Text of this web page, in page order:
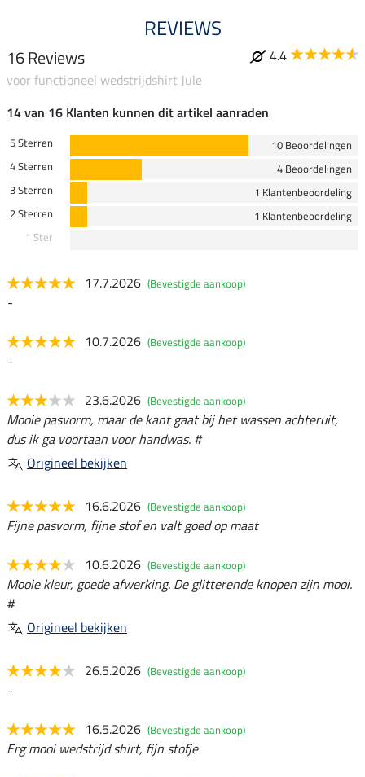
REVIEWS
16 Reviews
4.4
voor functioneel wedstrijdshirt Jule
14 van 16 Klanten kunnen dit artikel aanraden
5 Sterren
10 Beoordelingen
4 Sterren
4 Beoordelingen
3 Sterren
1 Klantenbeoordeling
2 Sterren
1 Klantenbeoordeling
1 Ster
17.7.2026 (Bevestigde aankoop)
-
10.7.2026 (Bevestigde aankoop)
-
23.6.2026 (Bevestigde aankoop)
Mooie pasvorm, maar de kant gaat bij het wassen achteruit,
dus ik ga voortaan voor handwas. #
Origineel bekijken
16.6.2026 (Bevestigde aankoop)
Fijne pasvorm, fijne stof en valt goed op maat
10.6.2026 (Bevestigde aankoop)
Mooie kleur, goede afwerking. De glitterende knopen zijn mooi.
#
Origineel bekijken
26.5.2026 (Bevestigde aankoop)
-
16.5.2026 (Bevestigde aankoop)
Erg mooi wedstrijd shirt, fijn stofje